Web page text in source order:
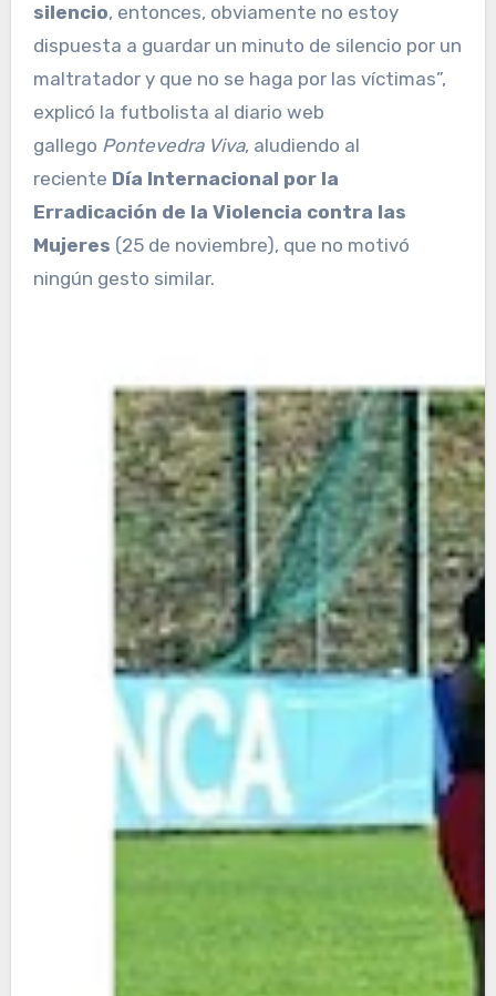
silencio, entonces, obviamente no estoy
dispuesta a guardar un minuto de silencio por un
maltratador y que no se haga por las víctimas”,
explicó la futbolista al diario web
gallego Pontevedra Viva, aludiendo al
reciente Día Internacional por la
Erradicación de la Violencia contra las
Mujeres (25 de noviembre), que no motivó
ningún gesto similar.